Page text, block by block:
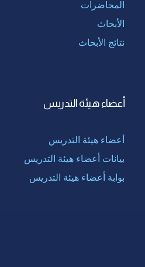
المحاضرات
الأبحاث
نتائج الأبحاث
أعضاء هيئة التدريس
أعضاء هيئة التدريس
بيانات أعضاء هيئة التدريس
بوابة أعضاء هيئة التدريس